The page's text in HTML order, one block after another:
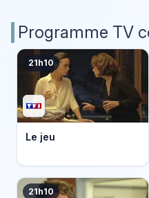
Programme TV
21h10
Le jeu
21h10